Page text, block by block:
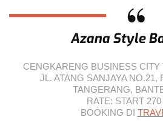
Azana Style
CENGKARENG BUSINESS
JL. ATANG SANJAYA NO.21,
TANGERANG,
RATE: START
BOOKING DI